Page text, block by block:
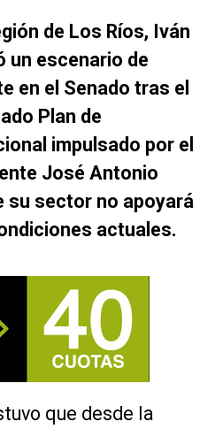
de Los Ríos, Iván
un escenario de
en el Senado tras el
Plan de
impulsado por el
José Antonio
su sector no apoyará
actuales.
que desde la